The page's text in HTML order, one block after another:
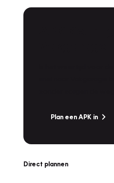
Plan een APK in
Direct plannen